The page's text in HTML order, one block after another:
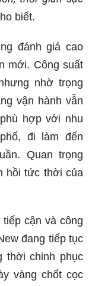
biết.
đánh giá cao
mới. Công suất
nhờ trọng
vận hành vẫn
hợp với nhu
đi làm đến
Quan trọng
hồi tức thời của
cận và công
đang tiếp tục
thời chinh phục
vàng chốt cọc